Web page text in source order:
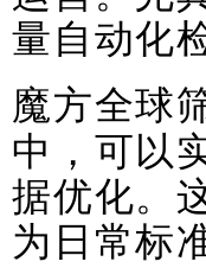
量自动化
魔方全球
中，可以
据优化。
为日常标